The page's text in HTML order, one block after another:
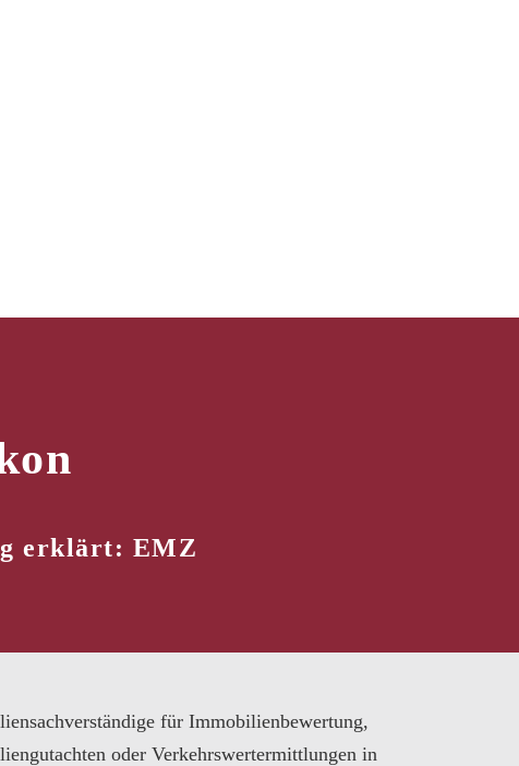
erklärt: EMZ
für Immobilienbewertung,
oder Verkehrswertermittlungen in